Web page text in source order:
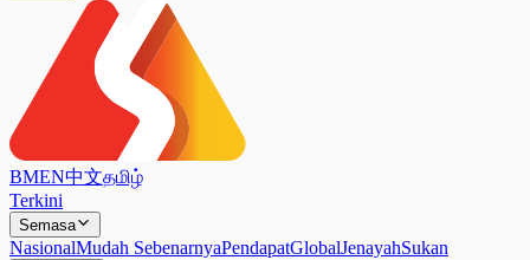
BMEN中文தமிழ்
Terkini
Semasa
NasionalMudah SebenarnyaPendapatGlobalJenayahSukan